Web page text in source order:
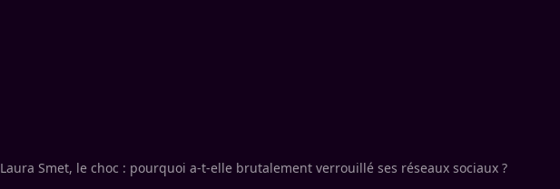
Laura Smet, le choc : pourquoi a-t-elle brutalement verrouillé ses réseaux sociaux ?